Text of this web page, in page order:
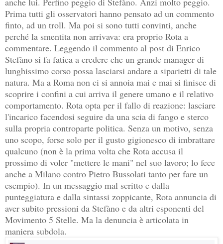
Prima tutti gli osservatori hanno pensato ad un commento
finto, ad un troll. Ma poi si sono tutti convinti, anche
perché la smentita non arrivava: era proprio Rota a
commentare. Leggendo il commento al post di Enrico
Stefàno si fa fatica a credere che un grande manager di
lunghissimo corso possa lasciarsi andare a siparietti di tale
natura. Ma a Roma non ci si annoia mai e mai si finisce di
scoprire i confini a cui arriva il genere umano e il relativo
comportamento. Rota opta per il fallo di reazione: lasciare
l'incarico facendosi seguire da una scia di fango e sterco
sulla propria controparte politica. Senza un motivo, senza
uno scopo, forse solo per il gusto gigionesco di imbrattare
qualcuno (non è la prima volta che Rota accusa il
prossimo di voler "mettere le mani" nel suo lavoro; lo fece
anche a Milano contro Pietro Bussolati tanto per fare un
esempio). In un messaggio mal scritto e dalla
punteggiatura e dalla sintassi zoppicante, Rota annuncia di
aver subito pressioni da Stefàno e da altri esponenti del
Movimento 5 Stelle. Ma la denuncia è articolata in
maniera subdola.